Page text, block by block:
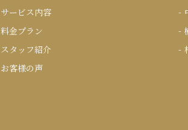
サービス内容
料金プラン
スタッフ紹介
お客様の声